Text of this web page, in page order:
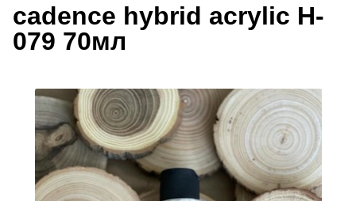
cadence hybrid acrylic H-
079 70мл